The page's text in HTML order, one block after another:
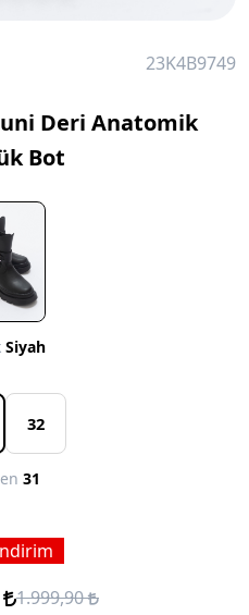
23K4B9749
Deri Anatomik
Bot
Siyah
32
31
1.999,90